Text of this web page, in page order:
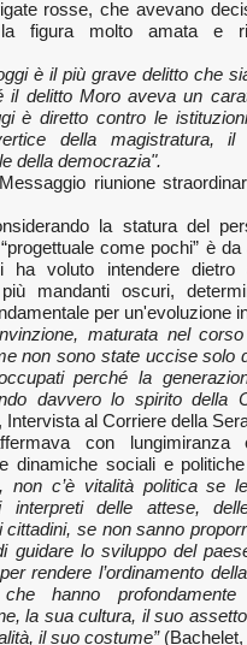
rosse, che avevano
la figura molto amata e
è il più grave delitto che
il delitto Moro aveva un
è diretto contro le
della magistratura, il
della democrazia".
riunione
la statura del
come pochi” è
ha voluto intendere dietro
mandanti oscuri,
per un'evoluzione
maturata nel
non sono state uccise solo
perché la
davvero lo spirito della
Intervista al Corriere della
con
dinamiche sociali e
non c’è vitalità politica se
interpreti delle attese,
cittadini, se non sanno
guidare lo sviluppo del
rendere l’ordinamento
che hanno
la sua cultura, il suo
il suo costume”(Bachelet,